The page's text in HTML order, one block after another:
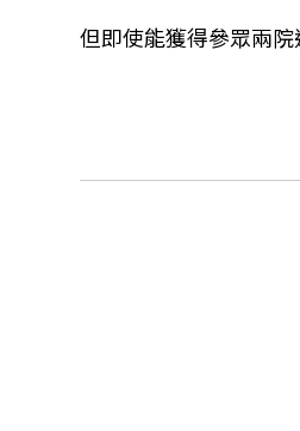
但即使能獲得參眾兩